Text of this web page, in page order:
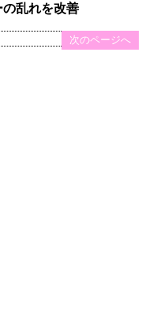
の乱れを改善
次のページへ